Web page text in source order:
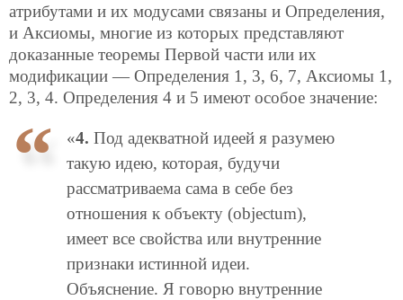
атрибутами и их модусами связаны и Определения,
и Аксиомы, многие из которых представляют
доказанные теоремы Первой части или их
модификации — Определения 1, 3, 6, 7, Аксиомы 1,
2, 3, 4. Определения 4 и 5 имеют особое значение:
«4. Под адекватной идеей я разумею
такую идею, которая, будучи
рассматриваема сама в себе без
отношения к объекту (objectum),
имеет все свойства или внутренние
признаки истинной идеи.
Объяснение. Я говорю внутренние